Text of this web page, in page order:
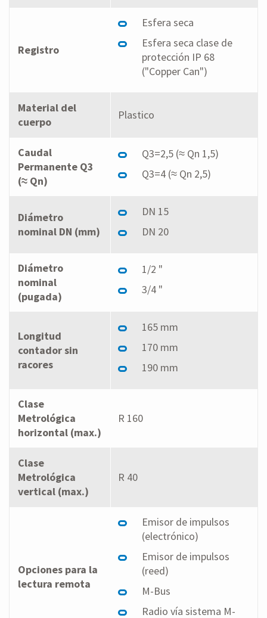
Registro
Esfera seca
Esfera seca clase de
protección IP 68
("Copper Can")
Material del
cuerpo
Plastico
Caudal
Permanente Q3
(≈ Qn)
Q3=2,5 (≈ Qn 1,5)
Q3=4 (≈ Qn 2,5)
Diámetro
nominal DN (mm)
DN 15
DN 20
Diámetro
nominal
(pugada)
1/2 "
3/4 "
Longitud
contador sin
racores
165 mm
170 mm
190 mm
Clase
Metrológica
horizontal (max.)
R 160
Clase
Metrológica
vertical (max.)
R 40
Opciones para la
lectura remota
Emisor de impulsos
(electrónico)
Emisor de impulsos
(reed)
M-Bus
Radio vía sistema M-